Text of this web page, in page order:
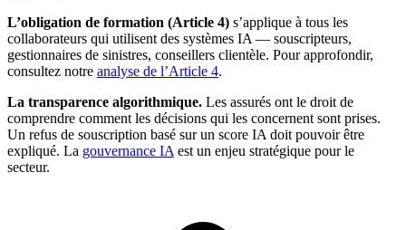
L’obligation de formation (Article 4) s’applique à tous les
collaborateurs qui utilisent des systèmes IA — souscripteurs,
gestionnaires de sinistres, conseillers clientèle. Pour approfondir,
consultez notre analyse de l’Article 4.
La transparence algorithmique. Les assurés ont le droit de
comprendre comment les décisions qui les concernent sont prises.
Un refus de souscription basé sur un score IA doit pouvoir être
expliqué. La gouvernance IA est un enjeu stratégique pour le
secteur.